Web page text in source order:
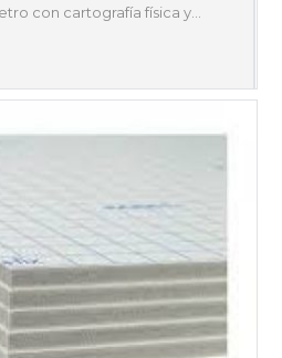
con cartografía física y…